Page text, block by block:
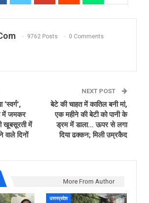
9762 Posts 0 Comments
में जमकर
खूबसूरती में
दिनों
NEXT POST
बेटे की चाहत में कातिल बनी मां,
एक महीने की बेटी को पानी के
ड्रम में डाला… ऊपर से लगा
दिया ढक्कन; मिली उम्रकैद
More From Author
उत्तरप्रदेश